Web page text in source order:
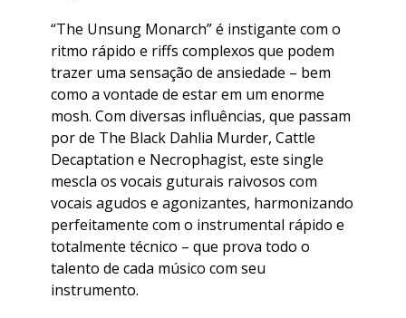
“The Unsung Monarch” é instigante com o
ritmo rápido e riffs complexos que podem
trazer uma sensação de ansiedade – bem
como a vontade de estar em um enorme
mosh. Com diversas influências, que passam
por de The Black Dahlia Murder, Cattle
Decaptation e Necrophagist, este single
mescla os vocais guturais raivosos com
vocais agudos e agonizantes, harmonizando
perfeitamente com o instrumental rápido e
totalmente técnico – que prova todo o
talento de cada músico com seu
instrumento.